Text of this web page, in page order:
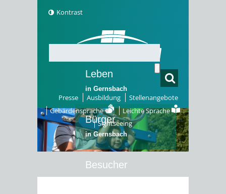
Kontrast
Presse Ausbildung
Stellenangebote
Gebärdensprache
Leichte Sprache
Sightseeing
Leben
in Gernsbach
Bürger
in Gernsbach
Besucher